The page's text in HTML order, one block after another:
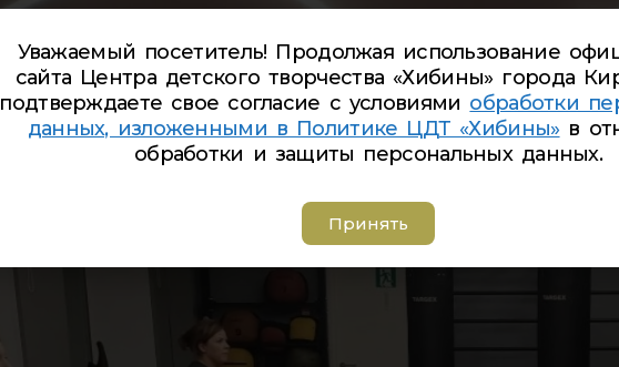
Уважаемый посетитель! Продолжая использование
сайта Центра детского творчества «Хибины» города
подтверждаете свое согласие с условиями обработки
данных, изложенными в Политике ЦДТ «Хибины» в
обработки и защиты персональных данных.
Принять